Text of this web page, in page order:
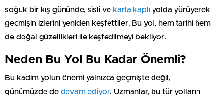
soğuk bir kış gününde, sisli ve karla kaplı yolda yürüyerek
geçmişin izlerini yeniden keşfettiler. Bu yol, hem tarihi hem
de doğal güzellikleri ile keşfedilmeyi bekliyor.
Neden Bu Yol Bu Kadar Önemli?
Bu kadim yolun önemi yalnızca geçmişte değil,
günümüzde de devam ediyor. Uzmanlar, bu tür yolların